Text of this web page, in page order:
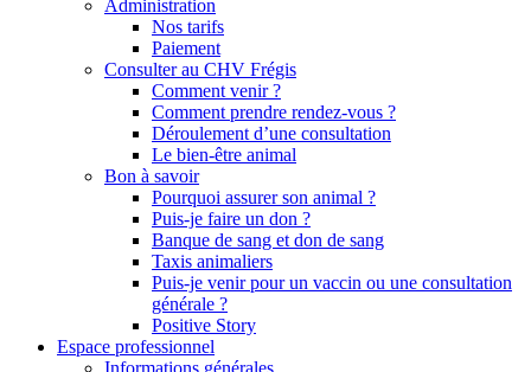
Administration
Nos tarifs
Paiement
Consulter au CHV Frégis
Comment venir ?
Comment prendre rendez-vous ?
Déroulement d’une consultation
Le bien-être animal
Bon à savoir
Pourquoi assurer son animal ?
Puis-je faire un don ?
Banque de sang et don de sang
Taxis animaliers
Puis-je venir pour un vaccin ou une consultation
générale ?
Positive Story
Espace professionnel
Informations générales